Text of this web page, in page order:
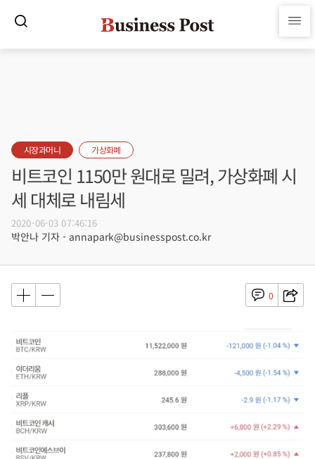
시장과머니 가상화폐
비트코인 1150만 원대로 밀려, 가상화폐 시
세 대체로 내림세
2020-06-03 07:46:16
박안나 기자 - annapark@businesspost.co.kr
0